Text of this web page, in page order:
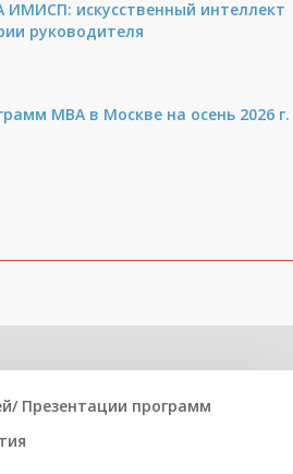
ИМИСП: искусственный интеллект
руководителя
MBA в Москве на осень 2026 г.
Презентации программ